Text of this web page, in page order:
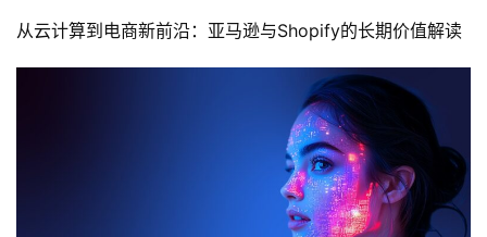
从云计算到电商新前沿：亚马逊与Shopify的长期价值解读